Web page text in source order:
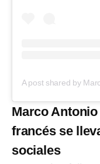
Marco
francés se
sociales